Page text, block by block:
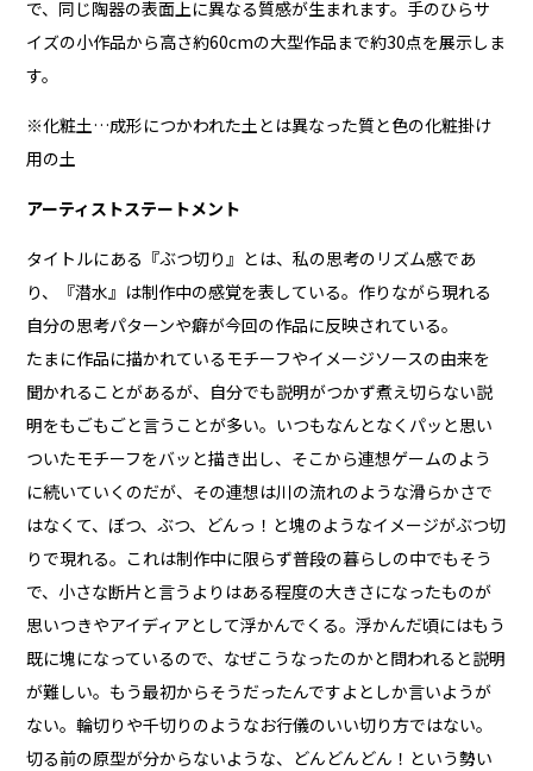
で、同じ陶器の表面上に異なる質感が生まれます。手のひらサ
イズの小作品から高さ約60cmの大型作品まで約30点を展示しま
す。
※化粧土…成形につかわれた土とは異なった質と色の化粧掛け
用の土
アーティストステートメント
タイトルにある『ぶつ切り』とは、私の思考のリズム感であ
り、『潜水』は制作中の感覚を表している。作りながら現れる
自分の思考パターンや癖が今回の作品に反映されている。
たまに作品に描かれているモチーフやイメージソースの由来を
聞かれることがあるが、自分でも説明がつかず煮え切らない説
明をもごもごと言うことが多い。いつもなんとなくパッと思い
ついたモチーフをバッと描き出し、そこから連想ゲームのよう
に続いていくのだが、その連想は川の流れのような滑らかさで
はなくて、ぼつ、ぶつ、どんっ！と塊のようなイメージがぶつ切
りで現れる。これは制作中に限らず普段の暮らしの中でもそう
で、小さな断片と言うよりはある程度の大きさになったものが
思いつきやアイディアとして浮かんでくる。浮かんだ頃にはもう
既に塊になっているので、なぜこうなったのかと問われると説明
が難しい。もう最初からそうだったんですよとしか言いようが
ない。輪切りや千切りのようなお行儀のいい切り方ではない。
切る前の原型が分からないような、どんどんどん！という勢い